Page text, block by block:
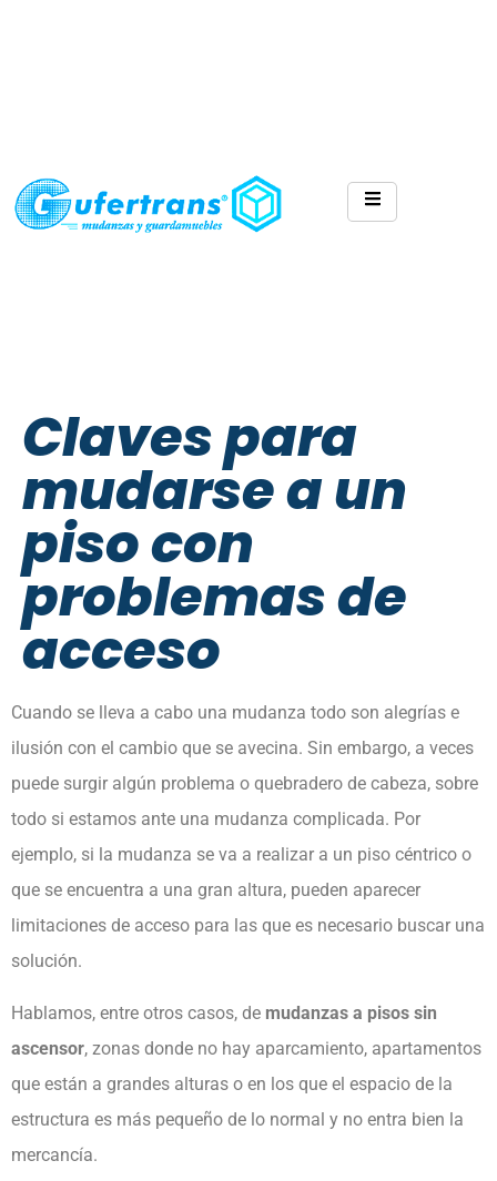
Claves para
mudarse a un
piso con
problemas de
acceso
Cuando se lleva a cabo una mudanza todo son alegrías e
ilusión con el cambio que se avecina. Sin embargo, a veces
puede surgir algún problema o quebradero de cabeza, sobre
todo si estamos ante una mudanza complicada. Por
ejemplo, si la mudanza se va a realizar a un piso céntrico o
que se encuentra a una gran altura, pueden aparecer
limitaciones de acceso para las que es necesario buscar una
solución.
Hablamos, entre otros casos, de mudanzas a pisos sin
ascensor, zonas donde no hay aparcamiento, apartamentos
que están a grandes alturas o en los que el espacio de la
estructura es más pequeño de lo normal y no entra bien la
mercancía.